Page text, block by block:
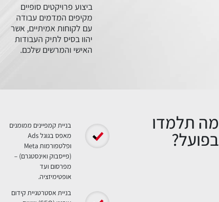
ביצוע פרויקטים סופיים
מקיפים המדמים עבודה
עם לקוחות אמיתיים, אשר
יהוו בסיס לתיק העבודות
האישי והמרשים שלכם.